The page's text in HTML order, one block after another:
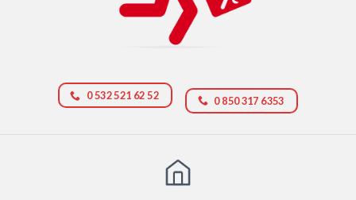
0 532 521 62 52 0 850 317 6353